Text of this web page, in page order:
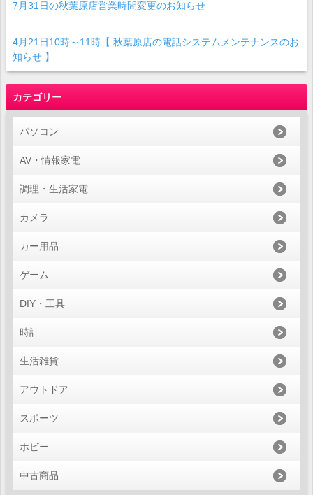
7月31日の秋葉原店営業時間変更のお知らせ
4月21日10時～11時【 秋葉原店の電話システムメンテナンスのお
知らせ 】
カテゴリー
パソコン
AV・情報家電
調理・生活家電
カメラ
カー用品
ゲーム
DIY・工具
時計
生活雑貨
アウトドア
スポーツ
ホビー
中古商品